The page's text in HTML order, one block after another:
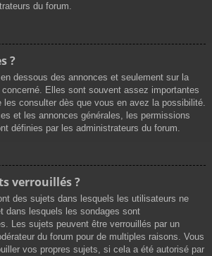
du forum.
?
en dessous des annonces et seulement sur la
concerné. Elles sont souvent assez importantes
consulter dès que vous en avez la possibilité.
et les annonces générales, les permissions
définies par les administrateurs du forum.
verrouillés ?
des sujets dans lesquels les utilisateurs ne
dans lesquels les sondages sont
Les sujets peuvent être verrouillés par un
du forum pour de multiples raisons. Vous
vos propres sujets, si cela a été autorisé par